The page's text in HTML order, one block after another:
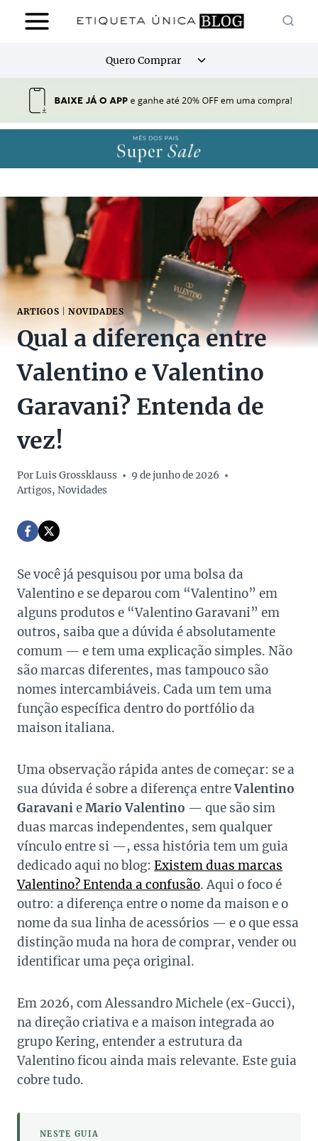
para
Quero Comprar
Alternar
ARTIGOS NOVIDADES
Qual a diferença entre
Valentino e Valentino
Garavani? Entenda de
vez!
PorLuis Grossklauss
9 de junho de 2026
Artigos, Novidades
Se você já pesquisou por uma bolsa da
Valentino e se deparou com “Valentino” em
alguns produtos e “Valentino Garavani” em
outros, saiba que a dúvida é absolutamente
comum — e tem uma explicação simples. Não
são marcas diferentes, mas tampouco são
nomes intercambiáveis. Cada um tem uma
função específica dentro do portfólio da
maison italiana.
Uma observação rápida antes de começar: se a
sua dúvida é sobre a diferença entreValentino
GaravanieMario Valentino — que são sim
duas marcas independentes, sem qualquer
vínculo entre si —, essa história tem um guia
dedicado aqui no blog: Existem duas marcas
Valentino? Entenda a confusão. Aqui o foco é
outro: a diferença entre o nome da maison e o
nome da sua linha de acessórios — e o que essa
distinção muda na hora de comprar, vender ou
identificar uma peça original.
Em 2026, com Alessandro Michele (ex-Gucci),
na direção criativa e a maison integrada ao
grupo Kering, entender a estrutura da
Valentino ficou ainda mais relevante. Este guia
cobre tudo.
NESTE GUIA